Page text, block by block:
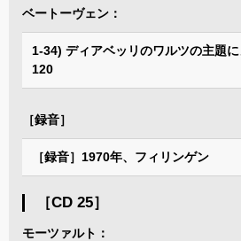
ベートーヴェン：
1-34) ディアベッリのワルツの主題
120
［録音］
［録音］1970年、フィリンゲン
［CD 25］
モーツァルト：